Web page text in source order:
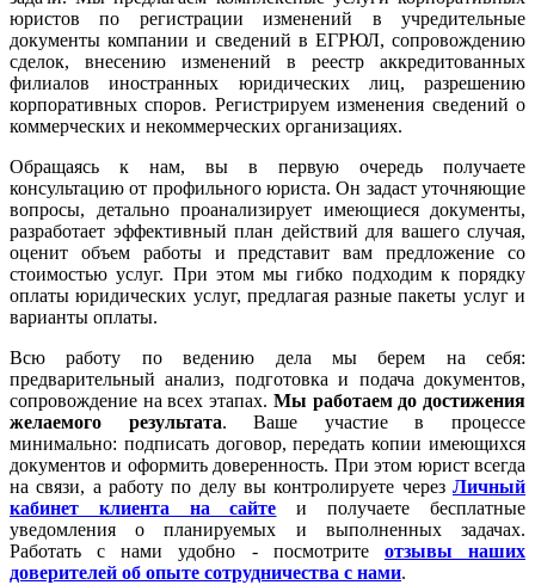
юристов по регистрации изменений в учредительные
документы компании и сведений в ЕГРЮЛ, сопровождению
сделок, внесению изменений в реестр аккредитованных
филиалов иностранных юридических лиц, разрешению
корпоративных споров. Регистрируем изменения сведений о
коммерческих и некоммерческих организациях.
Обращаясь к нам, вы в первую очередь получаете
консультацию от профильного юриста. Он задаст уточняющие
вопросы, детально проанализирует имеющиеся документы,
разработает эффективный план действий для вашего случая,
оценит объем работы и представит вам предложение со
стоимостью услуг. При этом мы гибко подходим к порядку
оплаты юридических услуг, предлагая разные пакеты услуг и
варианты оплаты.
Всю работу по ведению дела мы берем на себя:
предварительный анализ, подготовка и подача документов,
сопровождение на всех этапах. Мы работаем до достижения
желаемого результата. Ваше участие в процессе
минимально: подписать договор, передать копии имеющихся
документов и оформить доверенность. При этом юрист всегда
на связи, а работу по делу вы контролируете через Личный
кабинет клиента на сайте и получаете бесплатные
уведомления о планируемых и выполненных задачах.
Работать с нами удобно - посмотрите отзывы наших
доверителей об опыте сотрудничества с нами.